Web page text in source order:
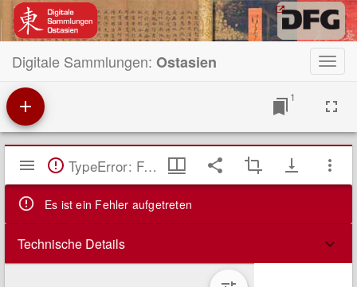
Digitale Sammlungen: Ostasien
1
Mirador
Viewer TypeError: Failed to fetch
Es ist ein Fehler aufgetreten
Technische Details